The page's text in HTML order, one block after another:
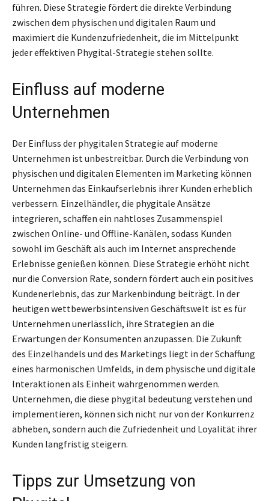
führen. Diese Strategie fördert die direkte Verbindung
zwischen dem physischen und digitalen Raum und
maximiert die Kundenzufriedenheit, die im Mittelpunkt
jeder effektiven Phygital-Strategie stehen sollte.
Einfluss auf moderne
Unternehmen
Der Einfluss der phygitalen Strategie auf moderne
Unternehmen ist unbestreitbar. Durch die Verbindung von
physischen und digitalen Elementen im Marketing können
Unternehmen das Einkaufserlebnis ihrer Kunden erheblich
verbessern. Einzelhändler, die phygitale Ansätze
integrieren, schaffen ein nahtloses Zusammenspiel
zwischen Online- und Offline-Kanälen, sodass Kunden
sowohl im Geschäft als auch im Internet ansprechende
Erlebnisse genießen können. Diese Strategie erhöht nicht
nur die Conversion Rate, sondern fördert auch ein positives
Kundenerlebnis, das zur Markenbindung beiträgt. In der
heutigen wettbewerbsintensiven Geschäftswelt ist es für
Unternehmen unerlässlich, ihre Strategien an die
Erwartungen der Konsumenten anzupassen. Die Zukunft
des Einzelhandels und des Marketings liegt in der Schaffung
eines harmonischen Umfelds, in dem physische und digitale
Interaktionen als Einheit wahrgenommen werden.
Unternehmen, die diese phygital bedeutung verstehen und
implementieren, können sich nicht nur von der Konkurrenz
abheben, sondern auch die Zufriedenheit und Loyalität ihrer
Kunden langfristig steigern.
Tipps zur Umsetzung von